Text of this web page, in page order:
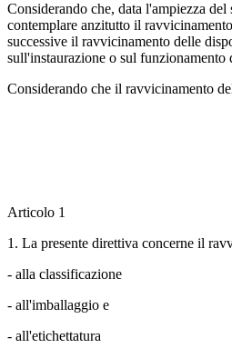
Considerando che, data l'ampiezza
contemplare anzitutto il
successive il ravvicinamento delle
sull'instaurazione o sul funzionamento
Considerando che il ravvicinamento
Articolo 1
1. La presente direttiva concerne il
- alla classificazione
- all'imballaggio e
- all'etichettatura